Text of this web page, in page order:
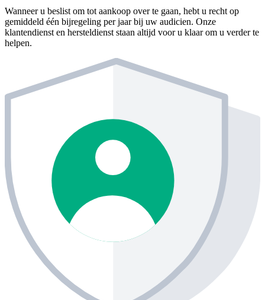
Wanneer u beslist om tot aankoop over te gaan, hebt u recht op
gemiddeld één bijregeling per jaar bij uw audicien. Onze
klantendienst en hersteldienst staan altijd voor u klaar om u verder te
helpen.